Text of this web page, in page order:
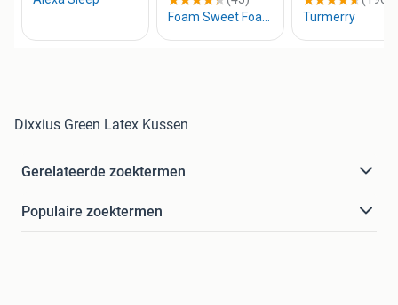
Dixxius Green Latex Kussen
Gerelateerde zoektermen
Populaire zoektermen